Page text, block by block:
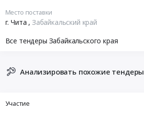
Место поставки
г. Чита , Забайкальский край
Все тендеры Забайкальского края
Анализировать похожие тендеры
Участие